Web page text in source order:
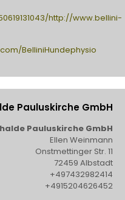
http://www.bellini-
BelliniHundephysio
Pauluskirche GmbH
Pauluskirche GmbH
Ellen Weinmann
Onstmettinger Str. 11
72459 Albstadt
+497432982414
+4915204626452